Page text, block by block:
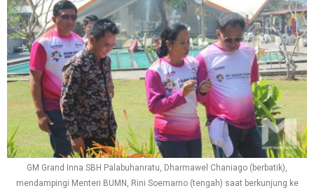
GM Grand Inna SBH Palabuhanratu, Dharmawel Chaniago (berbatik),
mendampingi Menteri BUMN, Rini Soemarno (tengah) saat berkunjung ke